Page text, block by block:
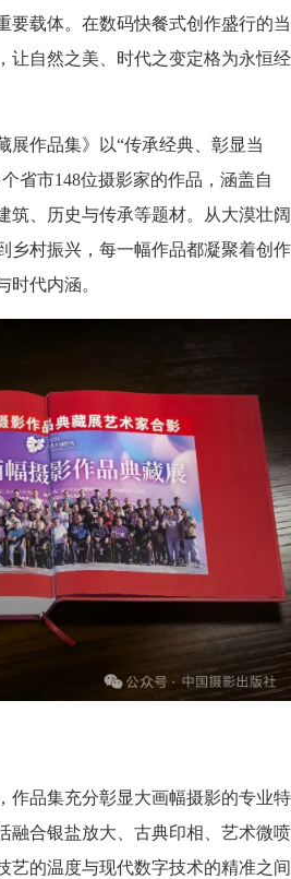
要载体。在数码快餐式创作盛行的当
让自然之美、时代之变定格为永恒经
展作品集》以“传承经典、彰显当
省市148位摄影家的作品，涵盖自
筑、历史与传承等题材。从大漠壮阔
乡村振兴，每一幅作品都凝聚着创作
时代内涵。
作品集充分彰显大画幅摄影的专业特
融合银盐放大、古典印相、艺术微喷
艺的温度与现代数字技术的精准之间